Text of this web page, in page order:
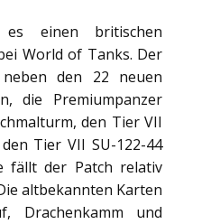
einen britischen
World of Tanks. Der
den 22 neuen
die Premiumpanzer
den Tier VII
Tier VII SU-122-44
fällt der Patch relativ
altbekannten Karten
Drachenkamm und